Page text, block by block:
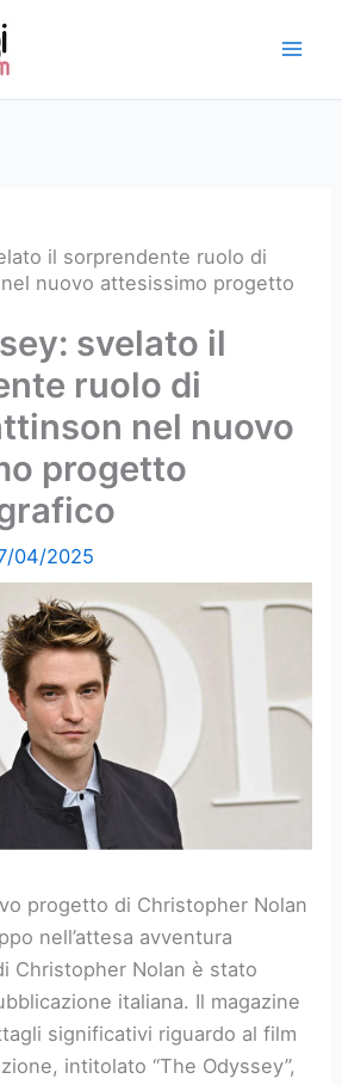
il sorprendente ruolo di
nuovo attesissimo progetto
svelato il
ruolo di
nel nuovo
progetto
04/2025
progetto di Christopher Nolan
nell’attesa avventura
Christopher Nolan è stato
italiana. Il magazine
significativi riguardo al film
intitolato “The Odyssey”,